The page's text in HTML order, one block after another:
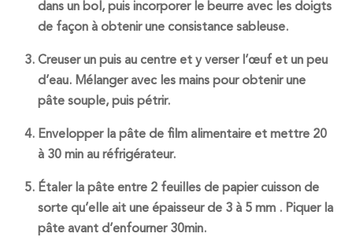
dans un bol, puis incorporer le beurre avec les doigts
de façon à obtenir une consistance sableuse.
Creuser un puis au centre et y verser l’œuf et un peu
d’eau. Mélanger avec les mains pour obtenir une
pâte souple, puis pétrir.
Envelopper la pâte de film alimentaire et mettre 20
à 30 min au réfrigérateur.
Étaler la pâte entre 2 feuilles de papier cuisson de
sorte qu’elle ait une épaisseur de 3 à 5 mm . Piquer la
pâte avant d’enfourner 30min.